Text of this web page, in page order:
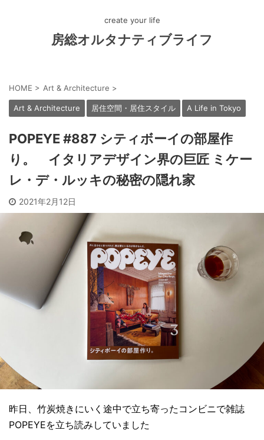
create your life
房総オルタナティブライフ
HOME > Art & Architecture >
Art & Architecture 居住空間・居住スタイル A Life in Tokyo
POPEYE #887 シティボーイの部屋作
り。 イタリアデザイン界の巨匠 ミケー
レ・デ・ルッキの秘密の隠れ家
2021年2月12日
昨日、竹炭焼きにいく途中で立ち寄ったコンビニで雑誌
POPEYEを立ち読みしていました